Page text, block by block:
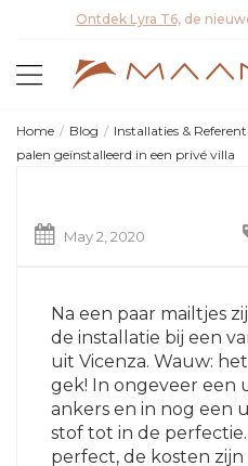
Home Blog Installaties &
palen geïnstalleerd in een privé villa
May 2, 2020
Na een paar mailtjes
de installatie bij een
uit Vicenza. Wauw:
gek! In ongeveer een
ankers en in nog een
stof tot in de
perfect, de kosten